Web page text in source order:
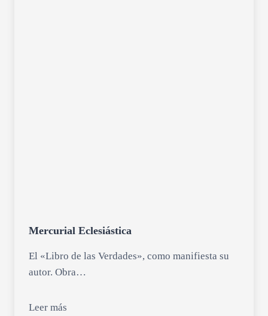
Mercurial Eclesiástica
El «Libro de las Verdades», como manifiesta su
autor. Obra…
Leer más